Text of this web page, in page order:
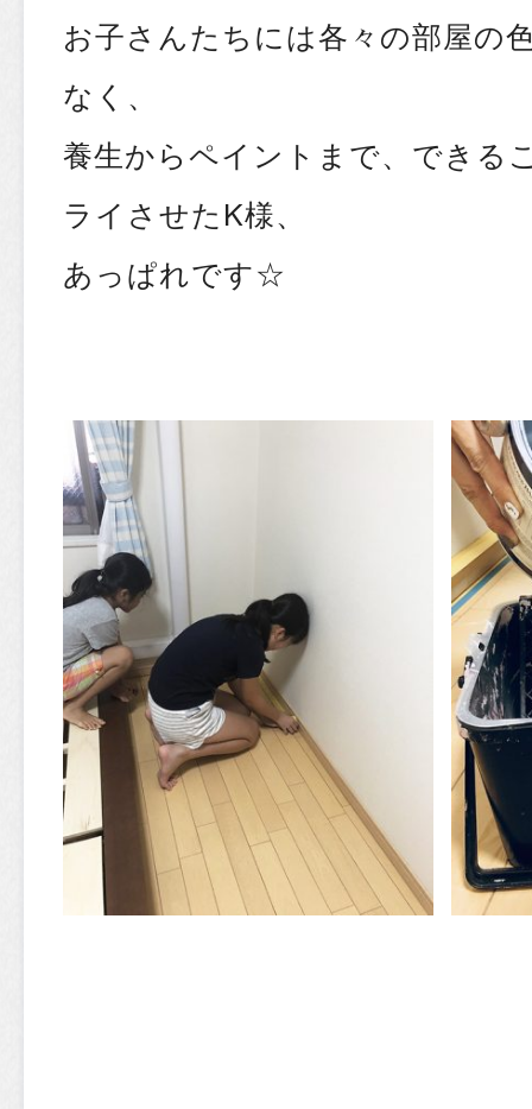
お子さんたちには各々の部屋の
なく、
養生からペイントまで、できる
ライさせたK様、
あっぱれです☆